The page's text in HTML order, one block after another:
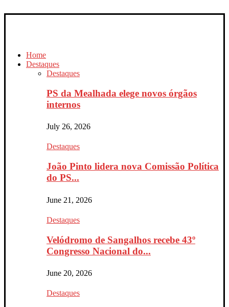
Home
Destaques
Destaques
PS da Mealhada elege novos órgãos
internos
July 26, 2026
Destaques
João Pinto lidera nova Comissão Política
do PS...
June 21, 2026
Destaques
Velódromo de Sangalhos recebe 43º
Congresso Nacional do...
June 20, 2026
Destaques